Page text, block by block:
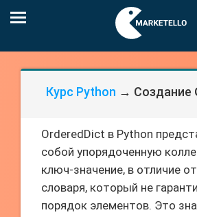
Курс Python → Создание
OrderedDict в Python
собой упорядоченную
ключ-значение, в отличие
словаря, который не
порядок элементов. Это